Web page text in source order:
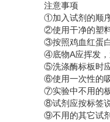
注意事项
①加入试剂的顺
②使用干净的塑
③按照鸡血红蛋
④底物A应挥发，
⑤洗涤酶标板时
⑥使用一次性的
⑦实验中不用的
⑧试剂应按标签
⑨不用的其它试